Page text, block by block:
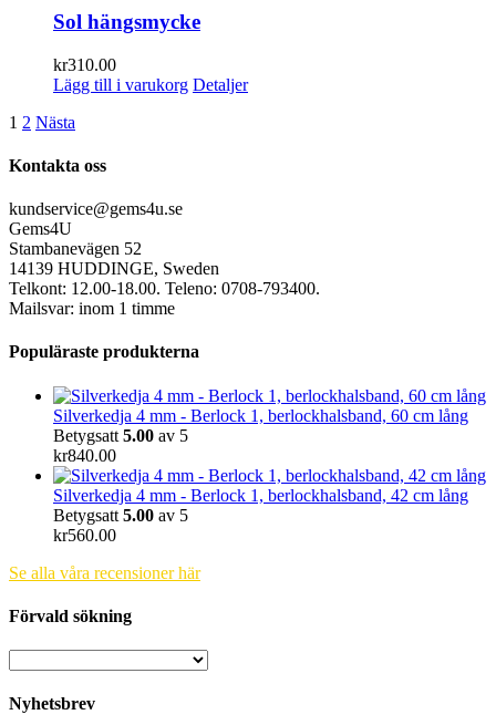
Sol hängsmycke
kr310.00
Lägg till i varukorg Detaljer
1 2 Nästa
Kontakta oss
kundservice@gems4u.se
Gems4U
Stambanevägen 52
14139 HUDDINGE, Sweden
Telkont: 12.00-18.00. Teleno: 0708-793400.
Mailsvar: inom 1 timme
Populäraste produkterna
Silverkedja 4 mm - Berlock 1, berlockhalsband, 60 cm lång
Betygsatt 5.00 av 5
kr840.00
Silverkedja 4 mm - Berlock 1, berlockhalsband, 42 cm lång
Betygsatt 5.00 av 5
kr560.00
Se alla våra recensioner här
Förvald sökning
Nyhetsbrev